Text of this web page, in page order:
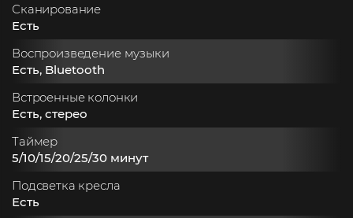
Сканирование
Есть
Воспроизведение музыки
Есть, Bluetooth
Встроенные колонки
Есть, стерео
Таймер
5/10/15/20/25/30 минут
Подсветка кресла
Есть